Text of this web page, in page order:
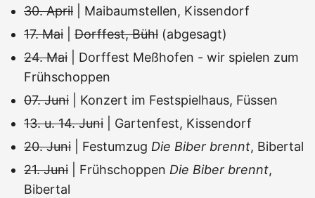
30. April | Maibaumstellen, Kissendorf
17. Mai
Dorffest, Bühl (abgesagt)
24. Mai | Dorffest Meßhofen - wir spielen zum
Frühschoppen
07. Juni | Konzert im Festspielhaus, Füssen
13. u. 14. Juni | Gartenfest, Kissendorf
20. Juni | Festumzug Die Biber brennt, Bibertal
21. Juni | Frühschoppen Die Biber brennt,
Bibertal